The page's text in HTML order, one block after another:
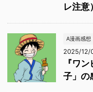
レ注意）
A漫画感想
2025/12/
『ワ
子」の